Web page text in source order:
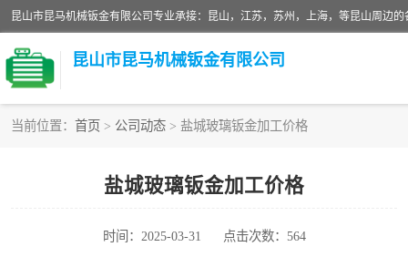
昆山市昆马机械钣金有限公司
当前位置： 首页 > 公司动态 > 盐城玻璃钣金加工价格
盐城玻璃钣金加工价格
时间：2025-03-31 点击次数：564
不锈钢钣金加工